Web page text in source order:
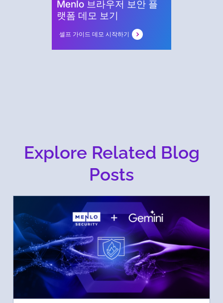
Menlo 브라우저 보안 플
랫폼 데모 보기
셀프 가이드 데모 시작하기
Explore Related Blog
Posts